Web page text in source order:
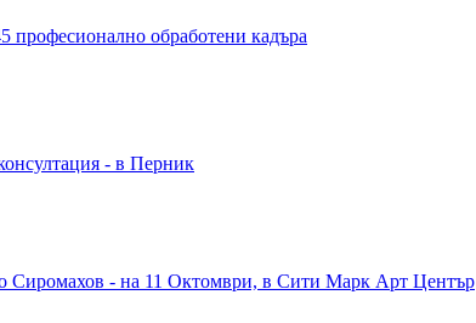
професионално обработени кадъра
- в Перник
Сиромахов - на 11 Октомври, в Сити Марк Арт Център